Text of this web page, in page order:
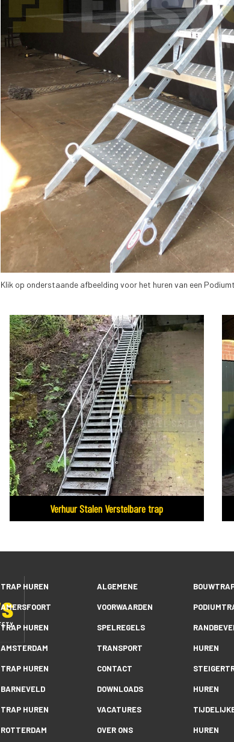
Klik op onderstaande afbeelding voor het huren van een
Verhuur Stalen Verstelbare trap
TRAP HUREN
AMERSFOORT
TRAP HUREN
AMSTERDAM
TRAP HUREN
BARNEVELD
TRAP HUREN
ROTTERDAM
ALGEMENE
VOORWAARDEN
SPELREGELS
TRANSPORT
CONTACT
DOWNLOADS
VACATURES
OVER ONS
HUREN
HUREN
HUREN